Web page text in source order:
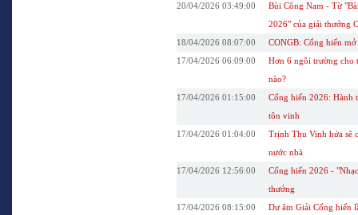
20/04/2026 03:49:00
Bùi Công Nam - Từ
2026" của giải thưởng
18/04/2026 08:07:00
CONGB: Cống hiến
17/04/2026 06:09:00
Hơn 6 ngôi trường cho
nào?
17/04/2026 01:15:00
Cống hiến 2026: Hành
tôn vinh
17/04/2026 01:04:00
Trịnh Thu Vinh hứa sẽ
nước nhà
17/04/2026 12:56:00
Cống hiến 2026 -
thưởng
17/04/2026 08:15:00
Dư âm Giải Cống hiến